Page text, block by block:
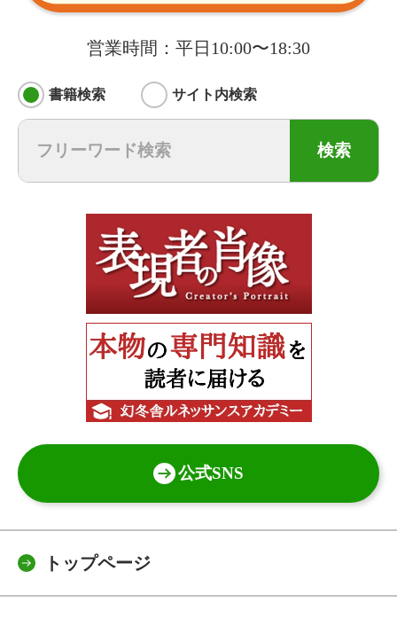
営業時間：平日10:00〜18:30
書籍検索 サイト内検索
検索
公式SNS
トップページ